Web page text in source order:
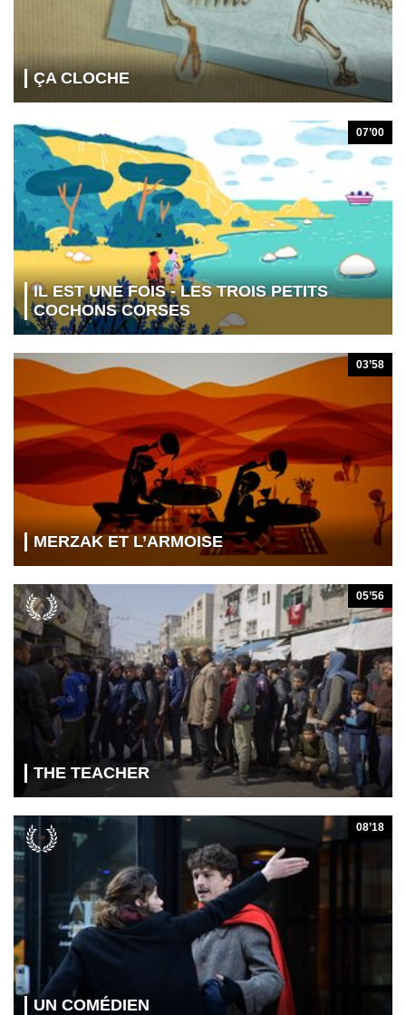
ÇA CLOCHE
IL EST UNE FOIS - LES TROIS PETITS
COCHONS CORSES
07’00
MERZAK ET L’ARMOISE
03’58
THE TEACHER
05’56
UN COMÉDIEN
08’18